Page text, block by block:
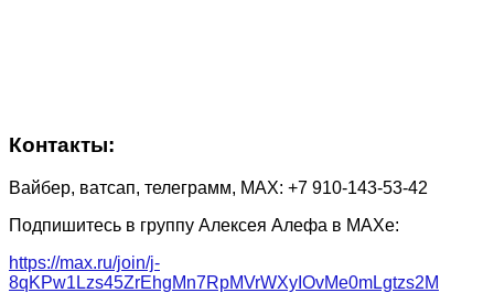
Контакты:
Вайбер, ватсап, телеграмм, МАХ: +7 910-143-53-42
Подпишитесь в группу Алексея Алефа в МАХе:
https://max.ru/join/j-
8qKPw1Lzs45ZrEhgMn7RpMVrWXyIOvMe0mLgtzs2M